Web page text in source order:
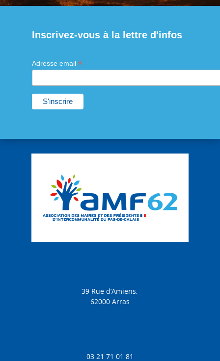
Inscrivez-vous à la lettre d'infos
Adresse email *
39 Rue d’Amiens,
62000 Arras
03 21 71 01 81